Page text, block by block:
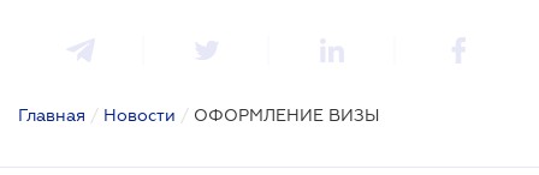
Главная / Новости / ОФОРМЛЕНИЕ ВИЗЫ